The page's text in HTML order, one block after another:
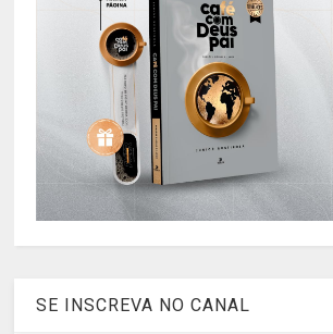
SE INSCREVA NO CANAL